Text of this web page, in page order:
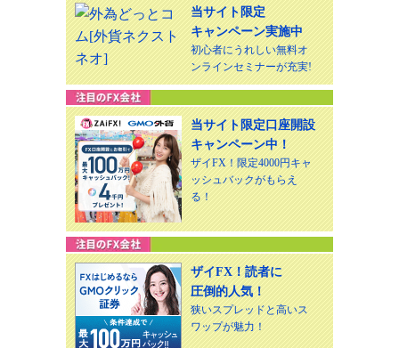
当サイト限定
キャンペーン実施中
初心者にうれしい無料オ
ンラインセミナーが充実!
当サイト限定口座開設
キャンペーン中！
ザイFX！限定4000円キャ
ッシュバックがもらえ
る！
ザイFX！読者に
圧倒的人気！
狭いスプレッドと高いス
ワップが魅力！